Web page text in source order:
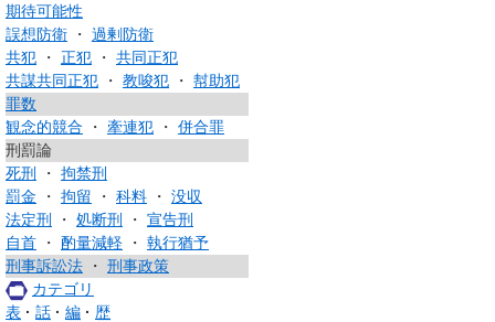
期待可能性
誤想防衛 ・ 過剰防衛
共犯 ・ 正犯 ・ 共同正犯
共謀共同正犯 ・ 教唆犯 ・ 幇助犯
罪数
観念的競合 ・ 牽連犯 ・ 併合罪
刑罰論
死刑 ・ 拘禁刑
罰金 ・ 拘留 ・ 科料 ・ 没収
法定刑 ・ 処断刑 ・ 宣告刑
自首 ・ 酌量減軽 ・ 執行猶予
刑事訴訟法 ・ 刑事政策
カテゴリ
表
話 編 歴